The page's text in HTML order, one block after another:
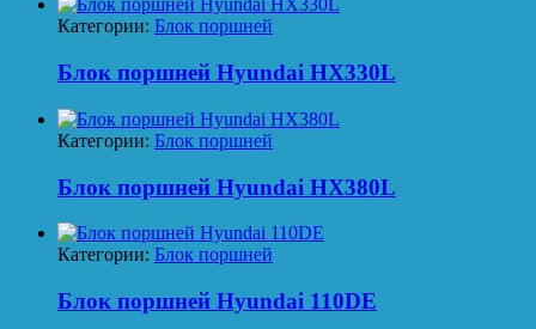
Категории: Блок поршней
Блок поршней Hyundai HX330L
Категории: Блок поршней
Блок поршней Hyundai HX380L
Категории: Блок поршней
Блок поршней Hyundai 110DE